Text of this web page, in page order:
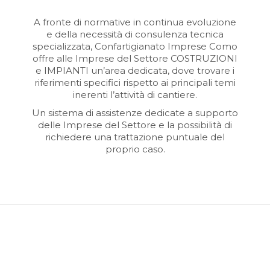
A fronte di normative in continua evoluzione
e della necessità di consulenza tecnica
specializzata, Confartigianato Imprese Como
offre alle Imprese del Settore COSTRUZIONI
e IMPIANTI un’area dedicata, dove trovare i
riferimenti specifici rispetto ai principali temi
inerenti l’attività di cantiere.
Un sistema di assistenze dedicate a supporto
delle Imprese del Settore e la possibilità di
richiedere una trattazione puntuale del
proprio caso.